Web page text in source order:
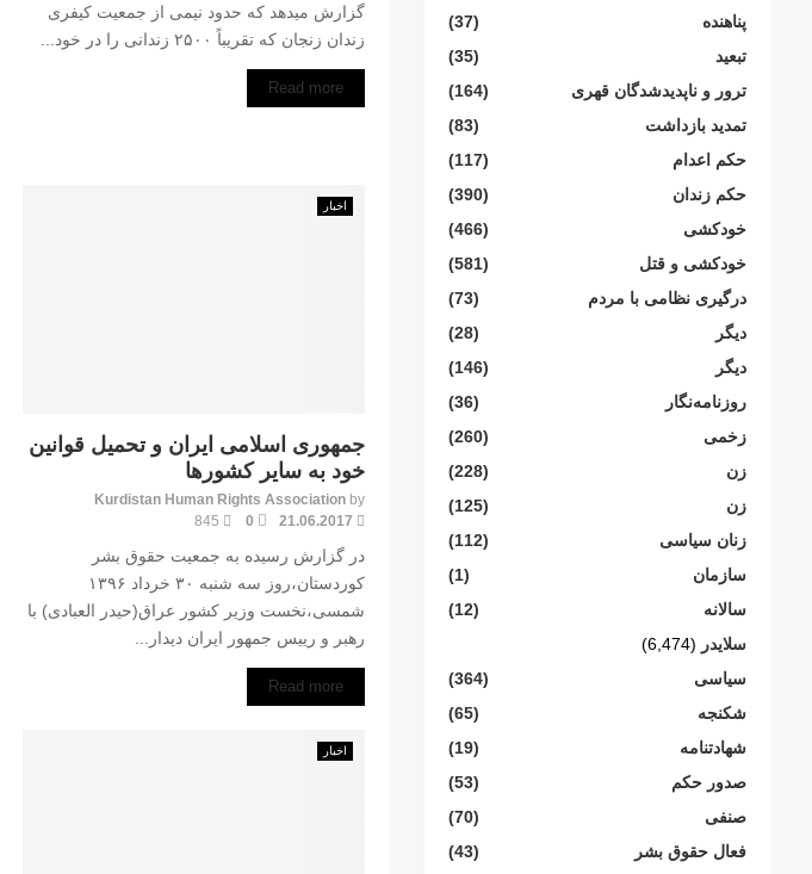
گزارش میدهد که حدود نیمی از جمعیت کیفری
زندان زنجان که تقریباً ۲۵۰۰ زندانی را در خود...
Read more
اخبار
جمهوری اسلامی ایران و تحمیل قوانین
خود به سایر کشورها
by
Kurdistan Human Rights Association
21.06.2017
0
845
در گزارش رسیده به جمعیت حقوق بشر
کوردستان،روز سه شنبه ۳۰ خرداد ۱۳۹۶
شمسی،نخست وزیر کشور عراق(حیدر العبادی) با
رهبر و رییس جمهور ایران دیدار...
Read more
اخبار
پناهنده
(37)
تبعید
(35)
ترور و ناپدیدشدگان قهری
(164)
تمدید بازداشت
(83)
حکم اعدام
(117)
حکم زندان
(390)
خودکشی
(466)
خودکشی و قتل
(581)
درگیری نظامی با مردم
(73)
دیگر
(28)
دیگر
(146)
روزنامەنگار
(36)
زخمی
(260)
زن
(228)
زن
(125)
زنان سیاسی
(112)
سازمان
(1)
سالانە
(12)
سلایدر (6,474)
سیاسی
(364)
شکنجە
(65)
شهادتنامە
(19)
صدور حکم
(53)
صنفی
(70)
فعال حقوق بشر
(43)